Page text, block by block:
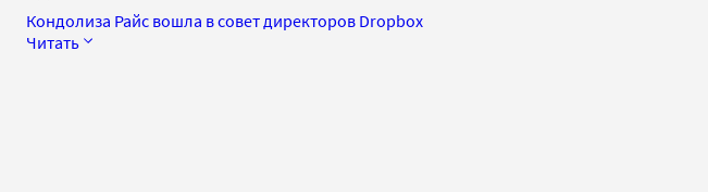
Кондолиза Райс вошла в совет директоров Dropbox
Читать